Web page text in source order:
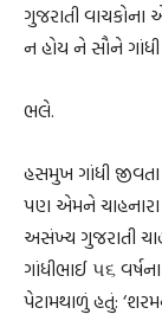
ગુજરાતી
ન હોય ને સૌને
ભલે.
હસમુખ ગાંધી જીવતા
પણ એમને ચાહનારા
અસંખ્ય ગુજરાતી
ગાંધીભાઈ ૫૬
પેટામથાળું હતું: